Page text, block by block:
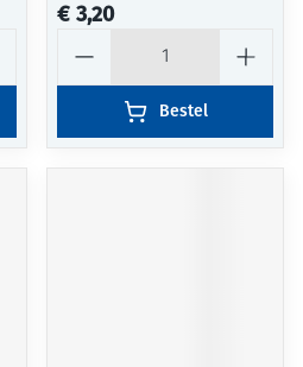
€ 3,20
Bestel